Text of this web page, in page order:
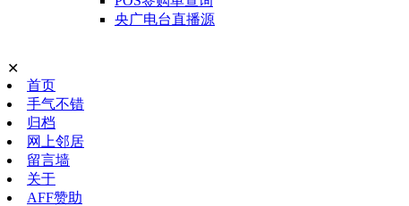
央广电台直播源
✕
首页
手气不错
归档
网上邻居
留言墙
关于
AFF赞助